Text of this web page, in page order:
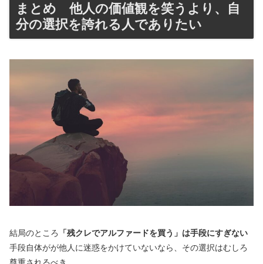
まとめ 他人の価値観を笑うより、自
分の選択を誇れる人でありたい
結局のところ
「残クレでアルファードを買う」は手段にすぎない
手段自体がが他人に迷惑をかけていないなら、その選択はむしろ
尊重されるべき